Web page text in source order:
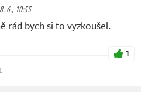
6., 10:55
rád bych si to vyzkoušel.
1